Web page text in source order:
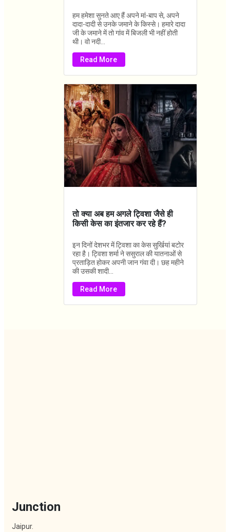
हम हमेशा सुनते आए हैं अपने मां-बाप से, अपने
दादा-दादी से उनके जमाने के किस्से। हमारे दादा
जी के जमाने में तो गांव में बिजली भी नहीं होती
थी। वो नदी...
Read More
तो क्या अब हम अगले ट्विशा जैसे ही
किसी केस का इंतजार कर रहे हैं?
इन दिनों देशभर में ट्विशा का केस सुर्खियां बटोर
रहा है। ट्विशा शर्मा ने ससुराल की यातनाओं से
प्रताड़ित होकर अपनी जान गंवा दी। छह महीने
की उसकी शादी...
Read More
Junction
Jaipur.